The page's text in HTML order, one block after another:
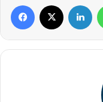
Facebook